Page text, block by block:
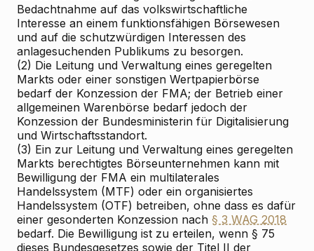
Bedachtnahme auf das volkswirtschaftliche
Interesse an einem funktionsfähigen Börsewesen
und auf die schutzwürdigen Interessen des
anlagesuchenden Publikums zu besorgen.
(2) Die Leitung und Verwaltung eines geregelten
Markts oder einer sonstigen Wertpapierbörse
bedarf der Konzession der FMA; der Betrieb einer
allgemeinen Warenbörse bedarf jedoch der
Konzession der Bundesministerin für Digitalisierung
und Wirtschaftsstandort.
(3) Ein zur Leitung und Verwaltung eines geregelten
Markts berechtigtes Börseunternehmen kann mit
Bewilligung der FMA ein multilaterales
Handelssystem (MTF) oder ein organisiertes
Handelssystem (OTF) betreiben, ohne dass es dafür
einer gesonderten Konzession nach § 3 WAG 2018
bedarf. Die Bewilligung ist zu erteilen, wenn § 75
dieses Bundesgesetzes sowie der Titel II der